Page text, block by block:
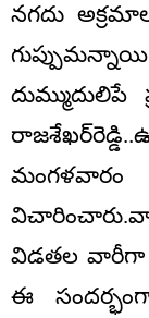
న‌గ‌దు
విడ‌త‌ల వారీగా
ఈ